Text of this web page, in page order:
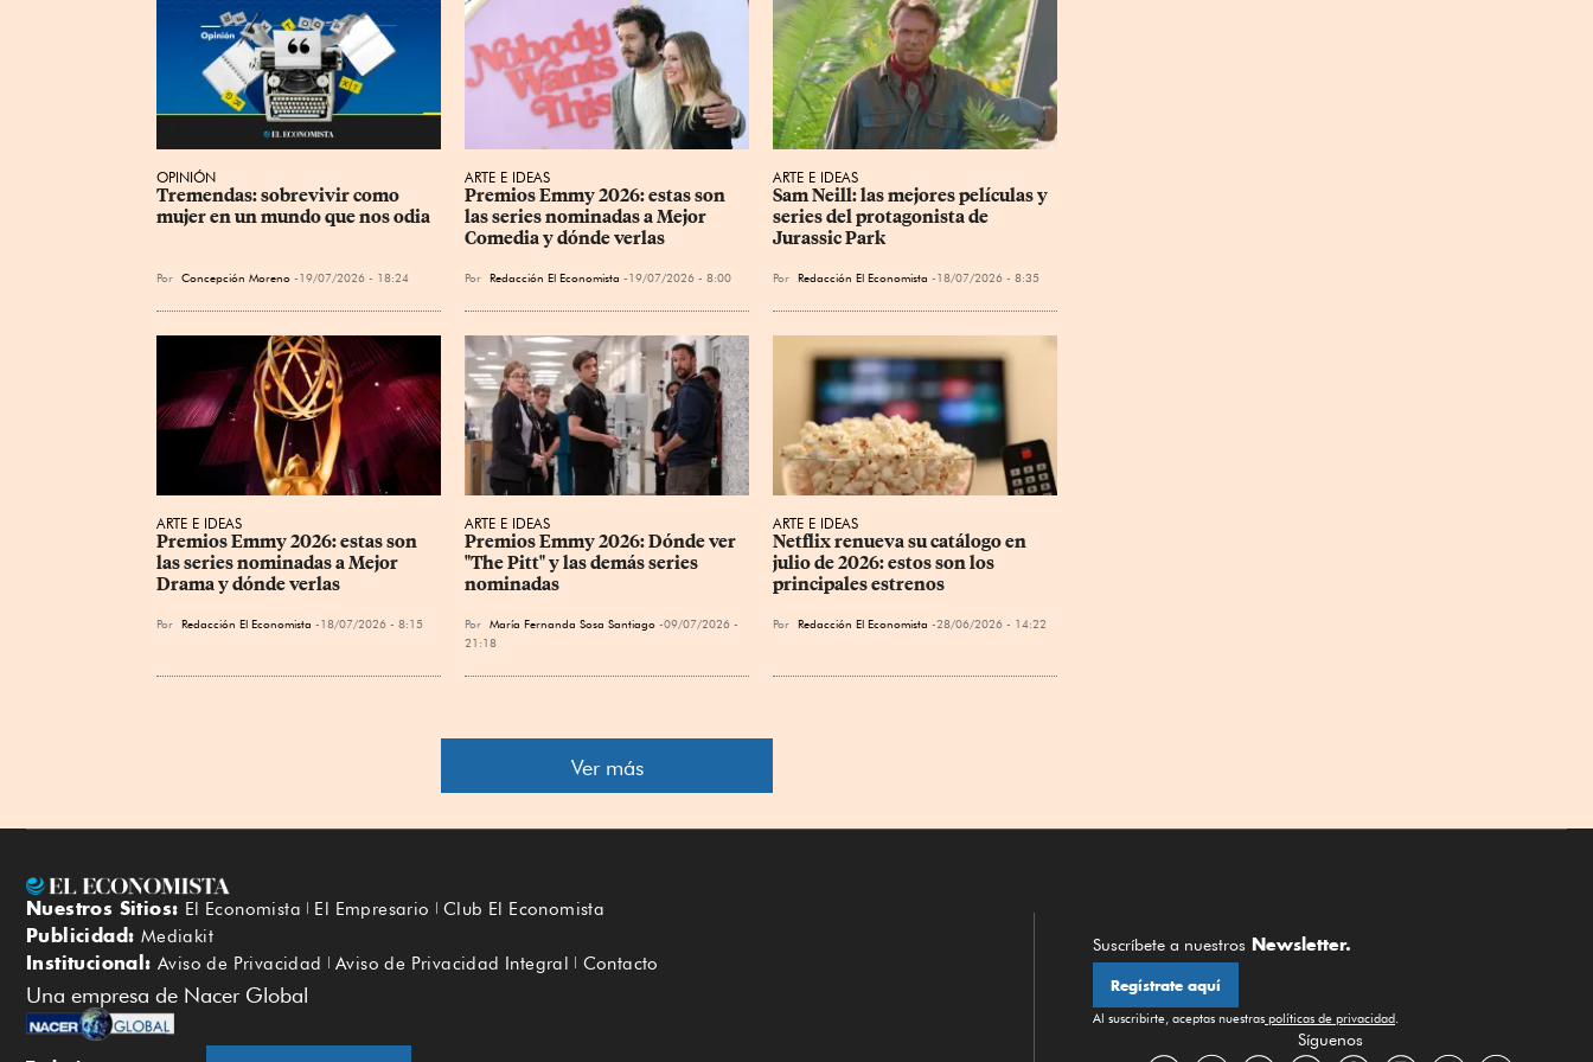
OPINIÓN
Tremendas: sobrevivir como
mujer en un mundo que nos odia
Por Concepción Moreno 19/07/2026 - 18:24
ARTE E IDEAS
Premios Emmy 2026: estas son
las series nominadas a Mejor
Comedia y dónde verlas
Por Redacción El Economista 19/07/2026 - 8:00
ARTE E IDEAS
Sam Neill: las mejores películas y
series del protagonista de
Jurassic Park
Por Redacción El Economista 18/07/2026 - 8:35
ARTE E IDEAS
Premios Emmy 2026: estas son
las series nominadas a Mejor
Drama y dónde verlas
Por Redacción El Economista 18/07/2026 - 8:15
ARTE E IDEAS
Premios Emmy 2026: Dónde ver
"The Pitt" y las demás series
nominadas
Por María Fernanda Sosa Santiago 09/07/2026 -
21:18
ARTE E IDEAS
Netflix renueva su catálogo en
julio de 2026: estos son los
principales estrenos
Por Redacción El Economista 28/06/2026 - 14:22
Ver más
Nuestros Sitios: El Economista El Empresario Club El Economista
Publicidad: Mediakit
Institucional: Aviso de Privacidad Aviso de Privacidad Integral Contacto
Una empresa de Nacer Global
Suscríbete a nuestros Newsletter.
Regístrate aquí
Al suscribirte, aceptas nuestras políticas de privacidad
Síguenos